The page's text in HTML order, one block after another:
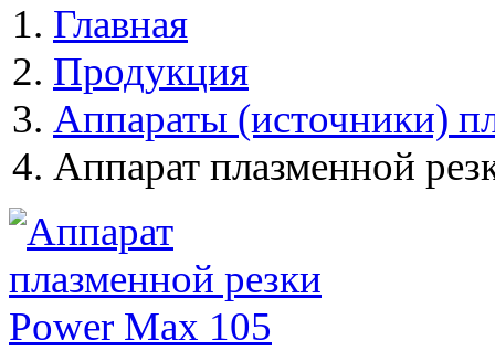
Главная
Продукция
Аппараты (источники)
Аппарат плазменной